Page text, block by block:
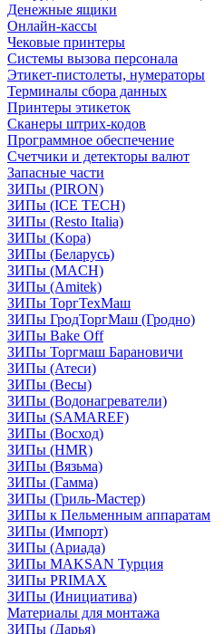
Денежные ящики
Онлайн-кассы
Чековые принтеры
Системы вызова персонала
Этикет-пистолеты, нумераторы
Терминалы сбора данных
Принтеры этикеток
Сканеры штрих-кодов
Программное обеспечение
Счетчики и детекторы валют
Запасные части
ЗИПы (PIRON)
ЗИПы (ICE TECH)
ЗИПы (Resto Italia)
ЗИПы (Kopa)
ЗИПы (Беларусь)
ЗИПы (MACH)
ЗИПы (Amitek)
ЗИПы ТоргТехМаш
ЗИПы ГродТоргМаш (Гродно)
ЗИПы Bake Off
ЗИПы Торгмаш Барановичи
ЗИПы (Атеси)
ЗИПы (Весы)
ЗИПы (Водонагреватели)
ЗИПы (SAMAREF)
ЗИПы (Восход)
ЗИПы (HMR)
ЗИПы (Вязьма)
ЗИПы (Гамма)
ЗИПы (Гриль-Мастер)
ЗИПы к Пельменным аппаратам
ЗИПы (Импорт)
ЗИПы (Ариада)
ЗИПы MAKSAN Турция
ЗИПы PRIMAX
ЗИПы (Инициатива)
Материалы для монтажа
ЗИПы (Дарья)